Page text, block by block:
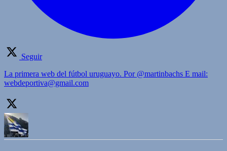
Seguir
La primera web del fútbol uruguayo. Por @martinbachs E mail:
webdeportiva@gmail.com